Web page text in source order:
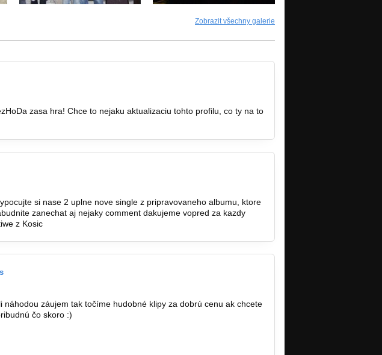
Zobrazit všechny galerie
zasa hra! Chce to nejaku aktualizaciu tohto profilu, co ty na to
si nase 2 uplne nove single z pripravovaneho albumu, ktore
zanechat aj nejaky comment dakujeme vopred za kazdy
z Kosic
náhodou záujem tak točíme hudobné klipy za dobrú cenu ak chcete
čo skoro :)